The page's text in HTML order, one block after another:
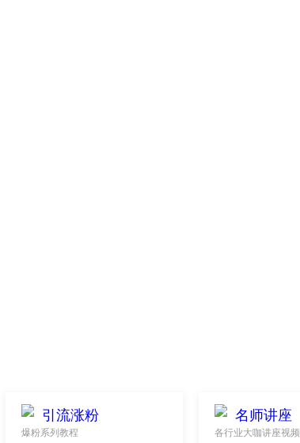
引流涨粉
爆粉系列教程
名师讲座
各行业大咖讲座视频